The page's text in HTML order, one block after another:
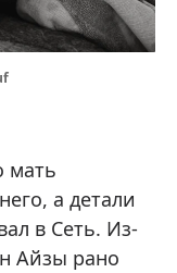
мать
а детали
в Сеть. Из-
Айзы рано